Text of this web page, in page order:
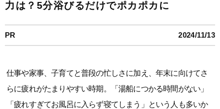
力は？5分浴びるだけでポカポカに
PR 2024/11/13
仕事や家事、子育てと普段の忙しさに加え、年末に向けてさ
らに疲れがたまりやすい時期。「湯船につかる時間がない」
「疲れすぎてお風呂に入らず寝てしまう」という人も多いか